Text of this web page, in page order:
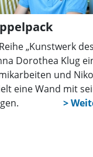
„Kunstwerk des
Dorothea Klug
und
eine Wand mit